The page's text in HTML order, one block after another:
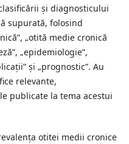
și diagnosticului
supurată, folosind
„otită medie cronică
„epidemiologie”,
și „prognostic”. Au
relevante,
publicate la tema acestui
otitei medii cronice